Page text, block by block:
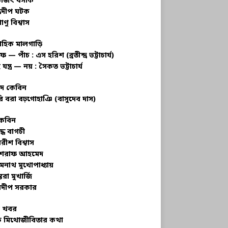
ঘটক
বিশ্বাস
মালগাড়ি
— পাঁচ : এস হরিশ (ব্রতীন্দ্র ভট্টাচার্য)
যন্ত্র — নয় : সৈকত ভট্টাচার্য
কেবিন
বরা বঢ়গোহাঞি (বাসুদেব দাস)
বাগচী
বিশ্বাস
আহমেদ
মুখোপাধ্যায়
মুখার্জি
সরকার
খবর
কথা